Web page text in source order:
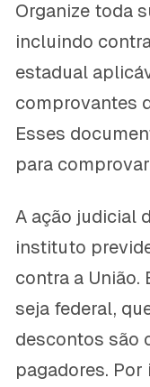
Organize toda
incluindo
estadual
comprovantes
Esses
para
A ação judicial
instituto
contra a União.
seja federal,
descontos são
pagadores. Por